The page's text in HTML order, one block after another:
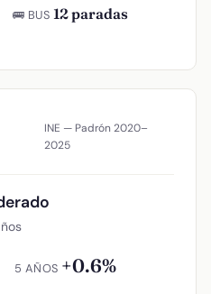
🚌 BUS 12 paradas
INE — Padrón 2020–
2025
5 AÑOS +0.6%